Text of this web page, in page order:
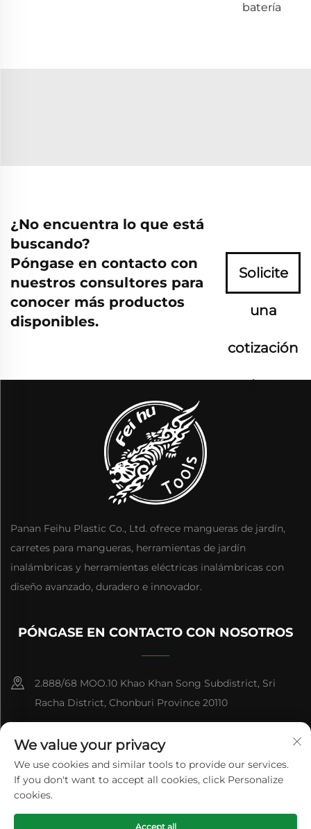
batería
¿No encuentra lo que está
buscando?
Póngase en contacto con
nuestros consultores para
conocer más productos
disponibles.
Solicite
una
cotización
ahora
Panan Feihu Plastic Co., Ltd. ofrece mangueras de jardín,
carretes para mangueras, herramientas de jardín
inalámbricas y herramientas eléctricas inalámbricas con
diseño avanzado, duradero e innovador.
PÓNGASE EN CONTACTO CON NOSOTROS
2.888/68 MOO.10 Khao Khan Song Subdistrict, Sri
Racha District, Chonburi Province 20110
[email protected]
Derechos de Autor © Panan Feihu Plastic Co., Ltd. Todos los
We value your privacy
We use cookies and similar tools to provide our services.
If you don't want to accept all cookies, click Personalize
cookies.
Accept all